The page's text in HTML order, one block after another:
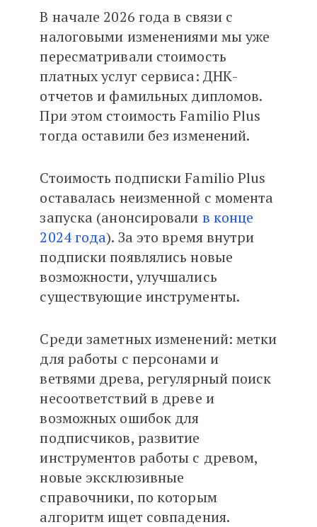
В начале 2026 года в связи с
налоговыми изменениями мы уже
пересматривали стоимость
платных услуг сервиса: ДНК-
отчетов и фамильных дипломов.
При этом стоимость Familio Plus
тогда оставили без изменений.
Стоимость подписки Familio Plus
оставалась неизменной с момента
запуска (анонсировали в конце
2024 года). За это время внутри
подписки появлялись новые
возможности, улучшались
существующие инструменты.
Среди заметных изменений: метки
для работы с персонами и
ветвями древа, регулярный поиск
несоответствий в древе и
возможных ошибок для
подписчиков, развитие
инструментов работы с древом,
новые эксклюзивные
справочники, по которым
алгоритм ищет совпадения.